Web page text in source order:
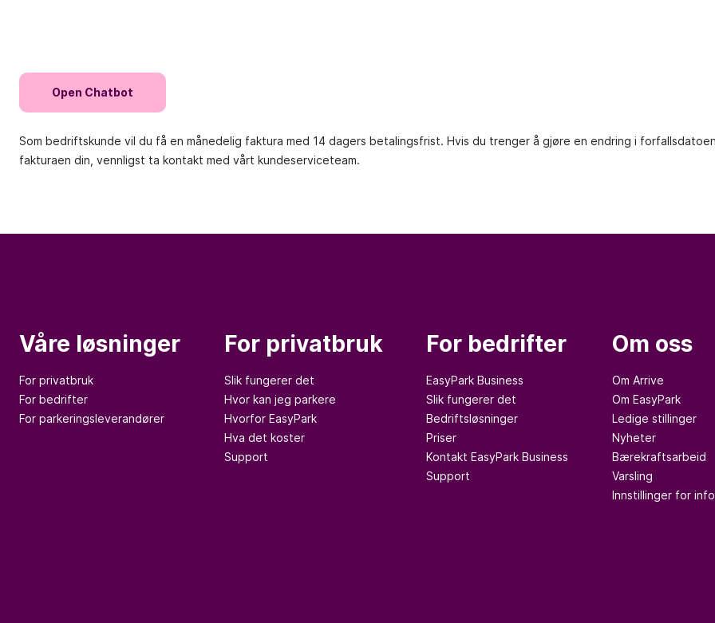
Open Chatbot
Som bedriftskunde vil du få en månedelig faktura med 14 dagers betalingsfrist. Hvis du trenger å gjøre en endring i
fakturaen din, vennligst ta kontakt med vårt kundeserviceteam.
Våre løsninger
For privatbruk
For bedrifter
For parkeringsleverandører
For privatbruk
Slik fungerer det
Hvor kan jeg parkere
Hvorfor EasyPark
Hva det koster
Support
For bedrifter
EasyPark Business
Slik fungerer det
Bedriftsløsninger
Priser
Kontakt EasyPark Business
Support
Om oss
Om Arrive
Om EasyPark
Ledige stillinger
Nyheter
Bærekraftsarbeid
Varsling
Innstillinger for